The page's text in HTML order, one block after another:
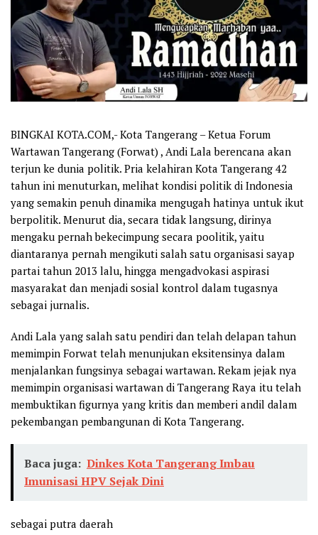
BINGKAI KOTA.COM,- Kota Tangerang – Ketua Forum
Wartawan Tangerang (Forwat) , Andi Lala berencana akan
terjun ke dunia politik. Pria kelahiran Kota Tangerang 42
tahun ini menuturkan, melihat kondisi politik di Indonesia
yang semakin penuh dinamika mengugah hatinya untuk ikut
berpolitik. Menurut dia, secara tidak langsung, dirinya
mengaku pernah bekecimpung secara poolitik, yaitu
diantaranya pernah mengikuti salah satu organisasi sayap
partai tahun 2013 lalu, hingga mengadvokasi aspirasi
masyarakat dan menjadi sosial kontrol dalam tugasnya
sebagai jurnalis.
Andi Lala yang salah satu pendiri dan telah delapan tahun
memimpin Forwat telah menunjukan eksitensinya dalam
menjalankan fungsinya sebagai wartawan. Rekam jejak nya
memimpin organisasi wartawan di Tangerang Raya itu telah
membuktikan figurnya yang kritis dan memberi andil dalam
pekembangan pembangunan di Kota Tangerang.
Baca juga: Dinkes Kota Tangerang Imbau
Imunisasi HPV Sejak Dini
sebagai putra daerah